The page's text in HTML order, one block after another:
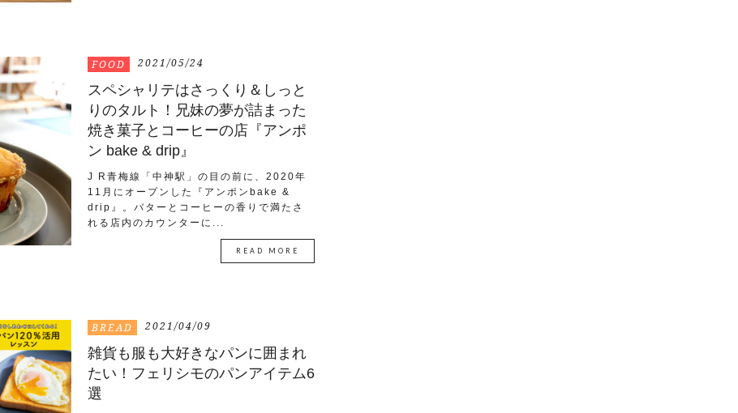
FOOD 2021/05/24
スペシャリテはさっくり＆しっと
りのタルト！兄妹の夢が詰まった
焼き菓子とコーヒーの店『アンポ
ン bake & drip』
J R青梅線「中神駅」の目の前に、2020年
11月にオープンした『アンポンbake &
drip』。バターとコーヒーの香りで満たさ
れる店内のカウンターに...
READ MORE
BREAD 2021/04/09
雑貨も服も大好きなパンに囲まれ
たい！フェリシモのパンアイテム6
選